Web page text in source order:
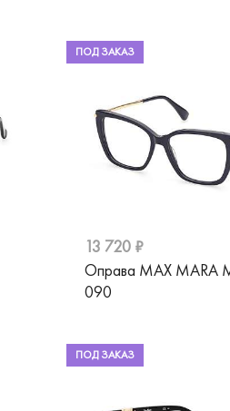
ПОД ЗАКАЗ
13 720 ₽
Оправа MAX MARA
090
ПОД ЗАКАЗ